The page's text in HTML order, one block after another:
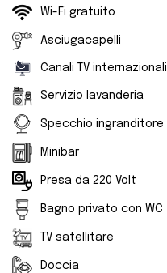
Wi-Fi gratuito
Asciugacapelli
Canali TV internazionali
Servizio lavanderia
Specchio ingranditore
Minibar
Presa da 220 Volt
Bagno privato con WC
TV satellitare
Doccia